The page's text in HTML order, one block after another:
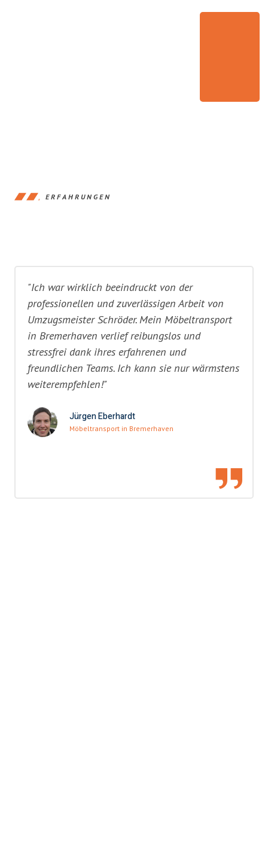
ERFAHRUNGEN
"Ich war wirklich beeindruckt von der
professionellen und zuverlässigen Arbeit von
Umzugsmeister Schröder. Mein Möbeltransport
in Bremerhaven verlief reibungslos und
stressfrei dank ihres erfahrenen und
freundlichen Teams. Ich kann sie nur wärmstens
weiterempfehlen!"
Jürgen Eberhardt
Möbeltransport in Bremerhaven